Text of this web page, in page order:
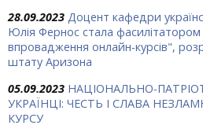
28.09.2023 Доцент кафедри
Юлія Фернос стала
впровадження онлайн-курсів",
штату Аризона
05.09.2023 НАЦІОНАЛЬНО-
УКРАЇНЦІ: ЧЕСТЬ І СЛАВА
КУРСУ